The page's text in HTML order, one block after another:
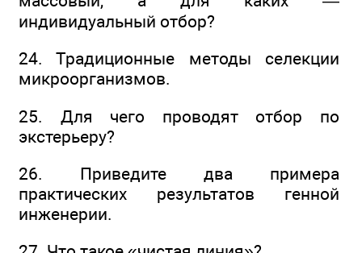
индивидуальный отбор?
24. Традиционные методы селекции
микроорганизмов.
25. Для чего проводят отбор по
экстерьеру?
26. Приведите два примера
практических результатов генной
инженерии.